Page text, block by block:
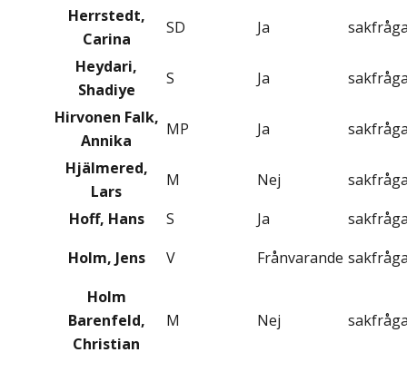
Herrstedt,
Carina
SD Ja
Heydari,
Shadiye
S Ja
Hirvonen Falk,
Annika
MP Ja
Hjälmered,
Lars
M Nej
Hoff, Hans
S Ja
Holm, Jens
V Frånvarande
Holm
Barenfeld,
Christian
M Nej